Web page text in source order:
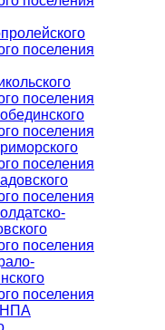
поселения
поселения
поселения
поселения
поселения
поселения
поселения
НПА